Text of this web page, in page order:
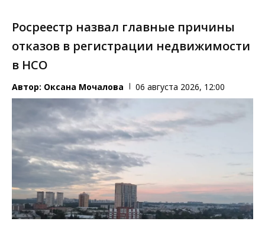
Росреестр назвал главные причины
отказов в регистрации недвижимости
в НСО
Автор: Оксана Мочалова 06 августа 2026, 12:00